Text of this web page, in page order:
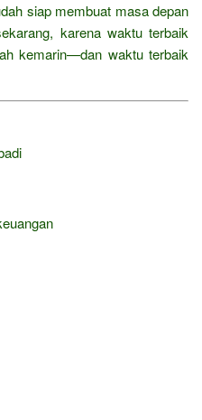
siap membuat masa depan
karena waktu terbaik
kemarin—dan waktu terbaik